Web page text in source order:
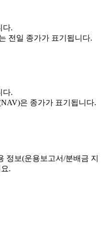
다.
전일 종가가 표기됩니다.
다.
은 종가가 표기됩니다.
정보(운용보고서/분배금 지
.